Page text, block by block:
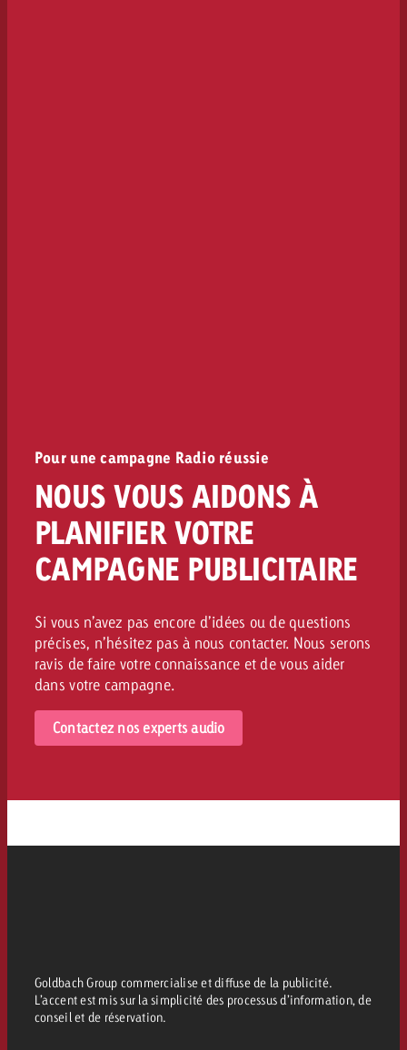
Pour une campagne Radio réussie
NOUS VOUS AIDONS À
PLANIFIER VOTRE
CAMPAGNE PUBLICITAIRE
Si vous n’avez pas encore d’idées ou de questions
précises, n’hésitez pas à nous contacter. Nous serons
ravis de faire votre connaissance et de vous aider
dans votre campagne.
Contactez nos experts audio
Goldbach Group commercialise et diffuse de la publicité.
L’accent est mis sur la simplicité des processus d’information, de
conseil et de réservation.